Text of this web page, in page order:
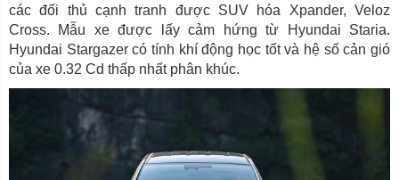
các đối thủ cạnh tranh được SUV hóa Xpander, Veloz
Cross. Mẫu xe được lấy cảm hứng từ Hyundai Staria.
Hyundai Stargazer có tính khí động học tốt và hệ số cản gió
của xe 0.32 Cd thấp nhất phân khúc.